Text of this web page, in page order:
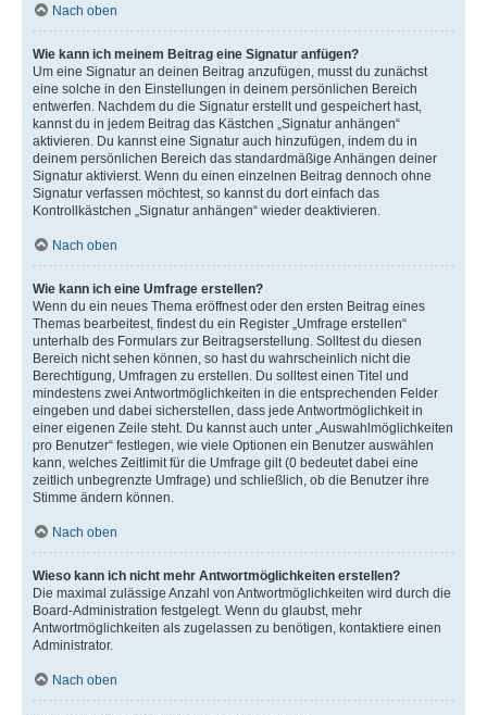
Nach oben
Wie kann ich meinem Beitrag eine Signatur anfügen?
Um eine Signatur an deinen Beitrag anzufügen, musst du zunächst
eine solche in den Einstellungen in deinem persönlichen Bereich
entwerfen. Nachdem du die Signatur erstellt und gespeichert hast,
kannst du in jedem Beitrag das Kästchen „Signatur anhängen“
aktivieren. Du kannst eine Signatur auch hinzufügen, indem du in
deinem persönlichen Bereich das standardmäßige Anhängen deiner
Signatur aktivierst. Wenn du einen einzelnen Beitrag dennoch ohne
Signatur verfassen möchtest, so kannst du dort einfach das
Kontrollkästchen „Signatur anhängen“ wieder deaktivieren.
Nach oben
Wie kann ich eine Umfrage erstellen?
Wenn du ein neues Thema eröffnest oder den ersten Beitrag eines
Themas bearbeitest, findest du ein Register „Umfrage erstellen“
unterhalb des Formulars zur Beitragserstellung. Solltest du diesen
Bereich nicht sehen können, so hast du wahrscheinlich nicht die
Berechtigung, Umfragen zu erstellen. Du solltest einen Titel und
mindestens zwei Antwortmöglichkeiten in die entsprechenden Felder
eingeben und dabei sicherstellen, dass jede Antwortmöglichkeit in
einer eigenen Zeile steht. Du kannst auch unter „Auswahlmöglichkeiten
pro Benutzer“ festlegen, wie viele Optionen ein Benutzer auswählen
kann, welches Zeitlimit für die Umfrage gilt (0 bedeutet dabei eine
zeitlich unbegrenzte Umfrage) und schließlich, ob die Benutzer ihre
Stimme ändern können.
Nach oben
Wieso kann ich nicht mehr Antwortmöglichkeiten erstellen?
Die maximal zulässige Anzahl von Antwortmöglichkeiten wird durch die
Board-Administration festgelegt. Wenn du glaubst, mehr
Antwortmöglichkeiten als zugelassen zu benötigen, kontaktiere einen
Administrator.
Nach oben